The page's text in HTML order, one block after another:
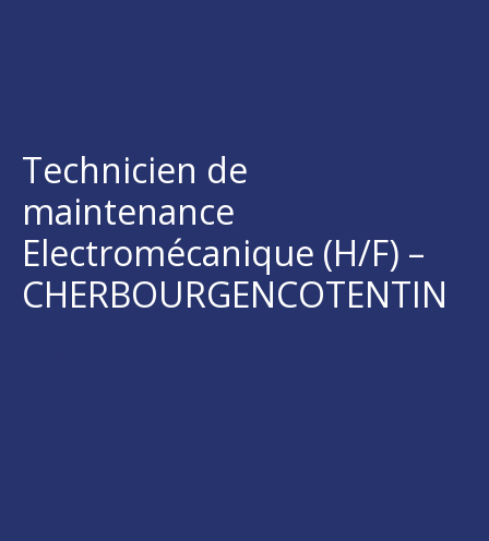
Technicien de
maintenance
Electromécanique (H/F) –
CHERBOURGENCOTENTIN